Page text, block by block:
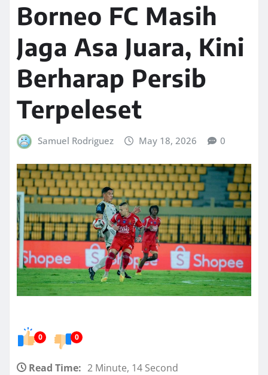
Borneo FC Masih
Jaga Asa Juara, Kini
Berharap Persib
Terpeleset
Samuel Rodriguez May 18, 2026 0
0 0
Read Time: 2 Minute, 14 Second